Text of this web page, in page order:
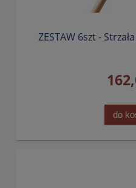
ZESTAW 6szt -
do